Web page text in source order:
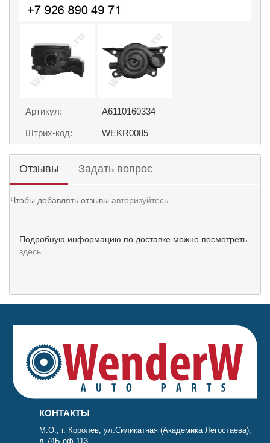
Артикул: A6110160334
Штрих-код: WEKR0085
Отзывы Задать вопрос
Чтобы добавлять отзывы авторизуйтесь
Подробную информацию по доставке можно посмотреть
здесь.
КОНТАКТЫ
М.О., г. Королев, ул.Силикатная (Академика Легостаева),
д.74Б оф.113